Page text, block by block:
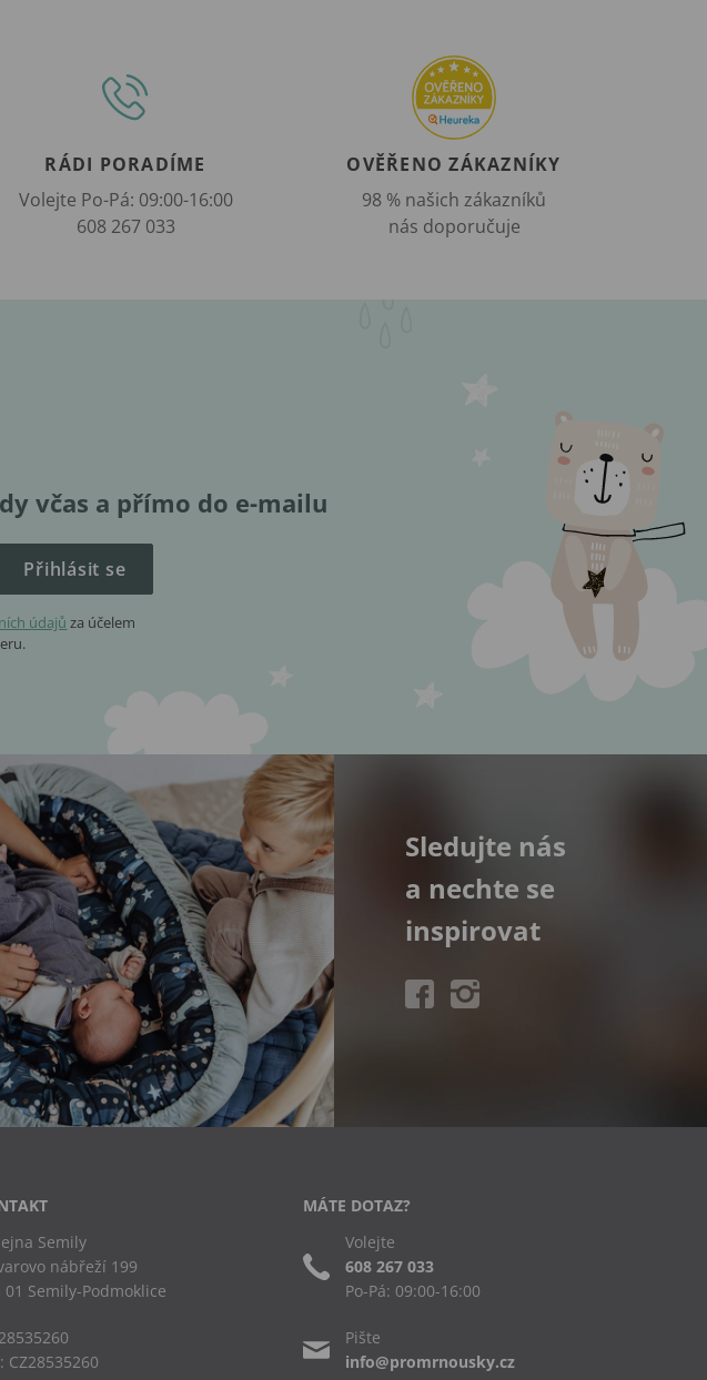
RÁDI PORADÍME
Volejte Po-Pá: 09:00-16:00
608 267 033
OVĚŘENO ZÁKAZNÍKY
98 % našich zákazníků
nás doporučuje
včas a přímo do e-mailu
Přihlásit se
údajů za účelem
Sledujte nás
a nechte se
inspirovat
Semily
nábřeží 199
01 Semily-Podmoklice
CZ28535260
MÁTE DOTAZ?
Volejte
608 267 033
Po-Pá: 09:00-16:00
Pište
info@promrnousky.cz